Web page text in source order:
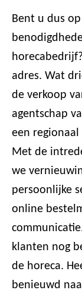
Bent u dus
adres. Wat
de verkoop
agentschap
een
Met de
we
persoonlijke
online
klanten nog
de horeca.
benieuwd